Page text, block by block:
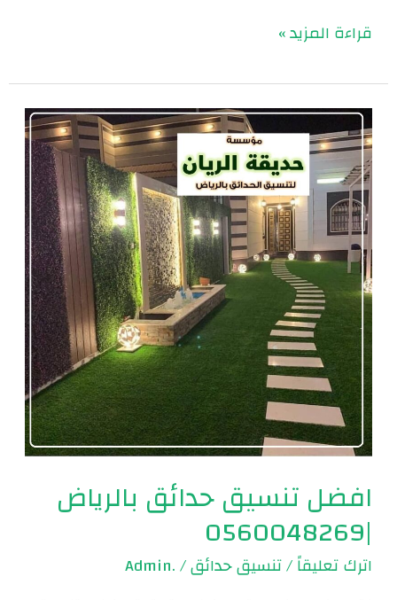
قراءة المزيد »
افضل تنسيق حدائق بالرياض
|0560048269
اترك تعليقاً/تنسيق حدائق/
.Admin
افضل
تنسيق
حدائق
بالرياض